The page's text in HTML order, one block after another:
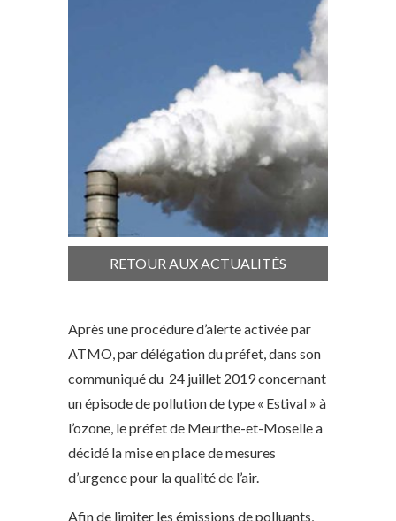
RETOUR AUX ACTUALITÉS
Après une procédure d’alerte activée par
ATMO, par délégation du préfet, dans son
communiqué du 24 juillet 2019 concernant
un épisode de pollution de type « Estival » à
l’ozone, le préfet de Meurthe-et-Moselle a
décidé la mise en place de mesures
d’urgence pour la qualité de l’air.
Afin de limiter les émissions de polluants,